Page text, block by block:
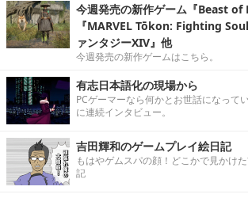
今週発売の新作ゲーム『Beast of
『MARVEL Tōkon: Fighting
ァンタジーXIV』他
今週発売の新作ゲームはこちら。
有志日本語化の現場から
PCゲーマーなら何かとお世話になって
に連続インタビュー。
吉田輝和のゲームプレイ絵日記
もはやゲムスパの顔！どこかで見かけ
記